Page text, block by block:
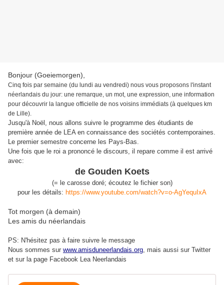
Bonjour (Goeiemorgen),
Cinq fois par semaine (du lundi au vendredi) nous vous proposons l'instant
néerlandais du jour: une remarque, un mot, une expression, une information
pour découvrir la langue officielle de nos voisins immédiats (à quelques km
de Lille).
Jusqu'à Noël, nous allons suivre le programme des étudiants de
première année de LEA en connaissance des sociétés contemporaines.
Le premier semestre concerne les Pays-Bas.
Une fois que le roi a prononcé le discours, il repare comme il est arrivé
avec:
de Gouden Koets
(= le carosse doré; écoutez le fichier son)
pour les détails: https://www.youtube.com/watch?v=o-AgYequIxA
Tot morgen (à demain)
Les amis du néerlandais
PS: N'hésitez pas à faire suivre le message
Nous sommes sur www.amisduneerlandais.org, mais aussi sur Twitter
et sur la page Facebook Lea Neerlandais